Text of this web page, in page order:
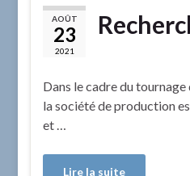
AOÛT
23
2021
Dans le cadre du
la société de production
et …
Lire la suite